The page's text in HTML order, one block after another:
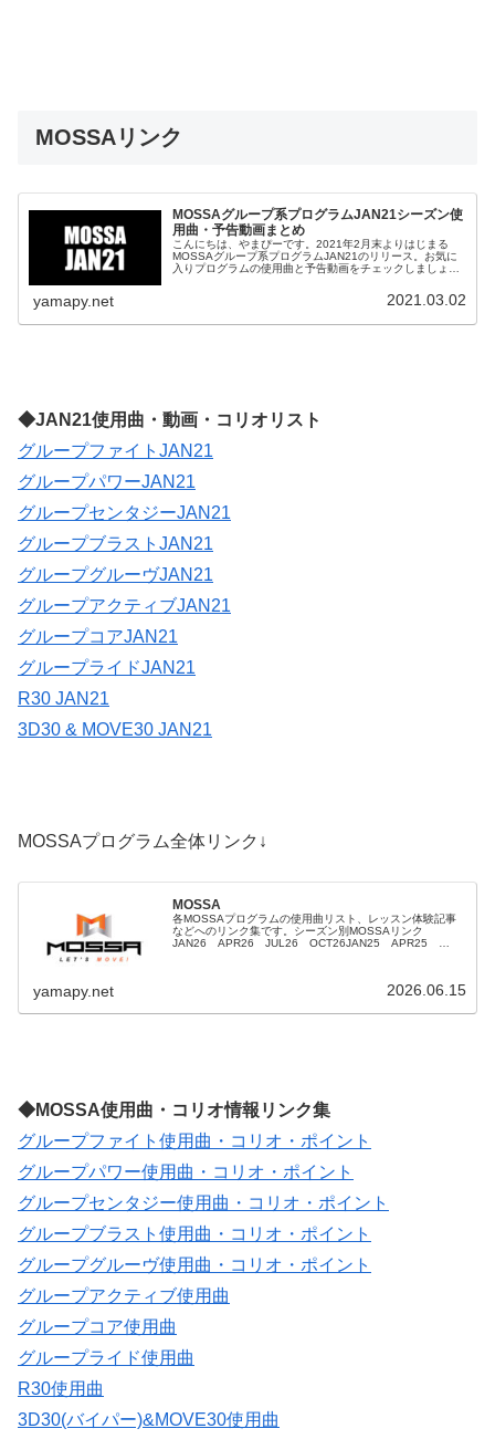
MOSSAリンク
MOSSAグループ系プログラムJAN21シーズン使
用曲・予告動画まとめ
こんにちは、やまぴーです。2021年2月末よりはじまる
MOSSAグループ系プログラムJAN21のリリース。お気に
入りプログラムの使用曲と予告動画をチェックしましょ
yamapy.net 2021.03.02
◆JAN21使用曲・動画・コリオリスト
グループファイトJAN21
グループパワーJAN21
グループセンタジーJAN21
グループブラストJAN21
グループグルーヴJAN21
グループアクティブJAN21
グループコアJAN21
グループライドJAN21
R30 JAN21
3D30 & MOVE30 JAN21
MOSSAプログラム全体リンク↓
MOSSA
各MOSSAプログラムの使用曲リスト、レッスン体験記事
などへのリンク集です。シーズン別MOSSAリンク
JAN26 APR26 JUL26 OCT26JAN25 APR25
yamapy.net 2026.06.15
◆MOSSA使用曲・コリオ情報リンク集
グループファイト使用曲・コリオ・ポイント
グループパワー使用曲・コリオ・ポイント
グループセンタジー使用曲・コリオ・ポイント
グループブラスト使用曲・コリオ・ポイント
グループグルーヴ使用曲・コリオ・ポイント
グループアクティブ使用曲
グループコア使用曲
グループライド使用曲
R30使用曲
3D30(バイパー)&MOVE30使用曲